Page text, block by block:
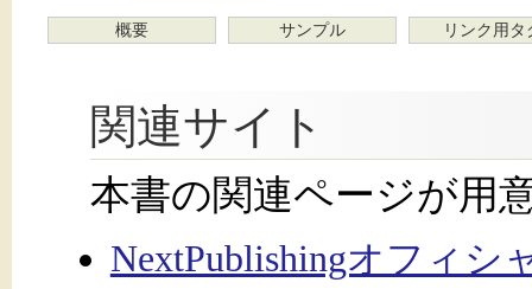
概要 サンプル リンク用タ
関連サイト
本書の関連ページが用
NextPublishingオフィシ